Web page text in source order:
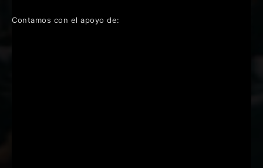
Contamos con el apoyo de: